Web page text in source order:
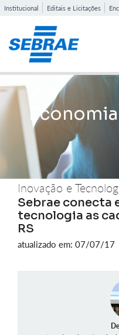
Institucional Editais e Licitações
Inovação e
Sebrae conecta
tecnologia as
RS
atualizado em: 07/07/17